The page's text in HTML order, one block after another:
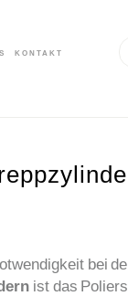
kontakt
bei
ist das